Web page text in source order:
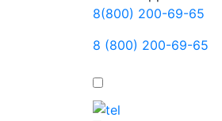
8(800) 200-69-65
8 (800) 200-69-65